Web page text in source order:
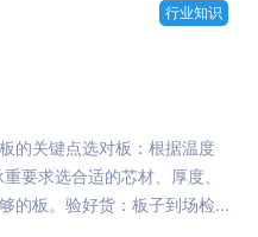
行业知识
的关键点选对板：根据温度
要求选合适的芯材、厚度、
的板。验好货：板子到场检...